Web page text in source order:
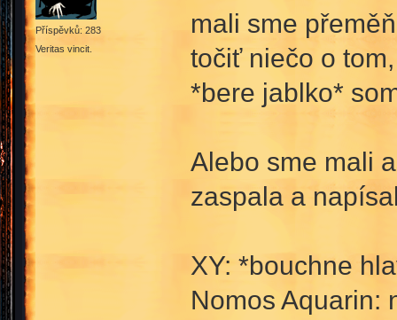
Příspěvků: 283
Veritas vincit.
mali sme
točiť niečo o
*bere jablko*
Alebo sme mali
zaspala a
XY: *bouchne
Nomos Aquarin: